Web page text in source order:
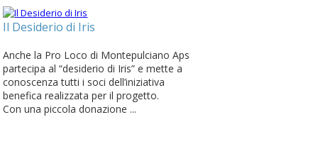
Il Desiderio di Iris
Anche la Pro Loco di Montepulciano Aps
partecipa al “desiderio di Iris” e mette a
conoscenza tutti i soci dell’iniziativa
benefica realizzata per il progetto.
Con una piccola donazione ...